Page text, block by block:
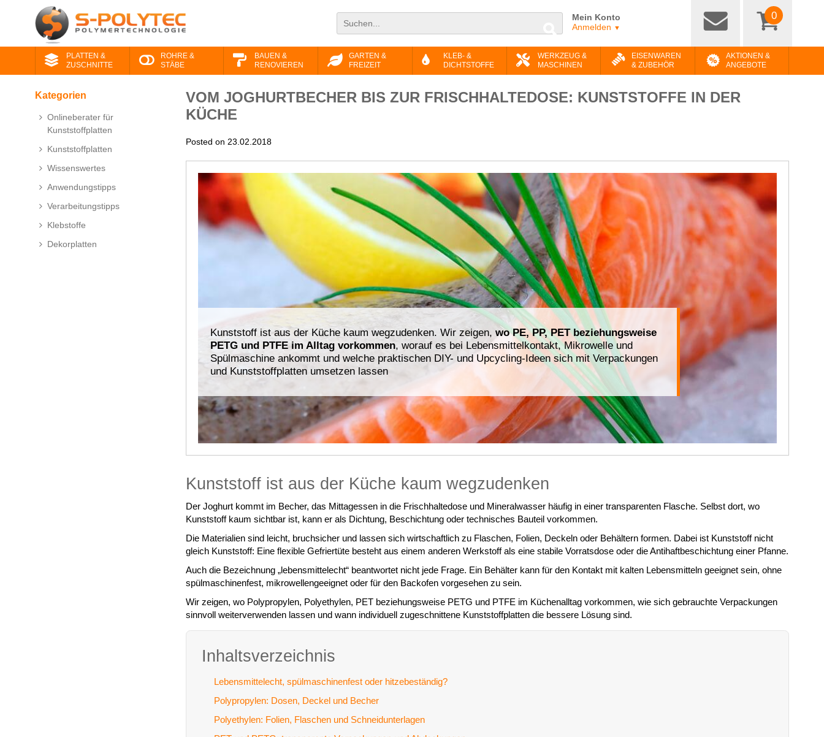
Mein Konto
Anmelden ▼
0
PLATTEN &
ZUSCHNITTE
ROHRE &
STÄBE
BAUEN &
RENOVIEREN
GARTEN &
FREIZEIT
KLEB- &
DICHTSTOFFE
WERKZEUG &
MASCHINEN
EISENWAREN
& ZUBEHÖR
AKTIONEN &
ANGEBOTE
Kategorien
Onlineberater für
Kunststoffplatten
Kunststoffplatten
Wissenswertes
Anwendungstipps
Verarbeitungstipps
Klebstoffe
Dekorplatten
VOM JOGHURTBECHER BIS ZUR FRISCHHALTEDOSE: KUNSTSTOFFE IN DER
KÜCHE
Posted on 23.02.2018
Kunststoff ist aus der Küche kaum wegzudenken. Wir zeigen, wo PE, PP, PET beziehungsweise
PETG und PTFE im Alltag vorkommen, worauf es bei Lebensmittelkontakt, Mikrowelle und
Spülmaschine ankommt und welche praktischen DIY- und Upcycling-Ideen sich mit Verpackungen
und Kunststoffplatten umsetzen lassen
Kunststoff ist aus der Küche kaum wegzudenken
Der Joghurt kommt im Becher, das Mittagessen in die Frischhaltedose und Mineralwasser häufig in einer transparenten Flasche. Selbst dort, wo
Kunststoff kaum sichtbar ist, kann er als Dichtung, Beschichtung oder technisches Bauteil vorkommen.
Die Materialien sind leicht, bruchsicher und lassen sich wirtschaftlich zu Flaschen, Folien, Deckeln oder Behältern formen. Dabei ist Kunststoff nicht
gleich Kunststoff: Eine flexible Gefriertüte besteht aus einem anderen Werkstoff als eine stabile Vorratsdose oder die Antihaftbeschichtung einer Pfanne.
Auch die Bezeichnung „lebensmittelecht“ beantwortet nicht jede Frage. Ein Behälter kann für den Kontakt mit kalten Lebensmitteln geeignet sein, ohne
spülmaschinenfest, mikrowellengeeignet oder für den Backofen vorgesehen zu sein.
Wir zeigen, wo Polypropylen, Polyethylen, PET beziehungsweise PETG und PTFE im Küchenalltag vorkommen, wie sich gebrauchte Verpackungen
sinnvoll weiterverwenden lassen und wann individuell zugeschnittene Kunststoffplatten die bessere Lösung sind.
Inhaltsverzeichnis
Lebensmittelecht, spülmaschinenfest oder hitzebeständig?
Polypropylen: Dosen, Deckel und Becher
Polyethylen: Folien, Flaschen und Schneidunterlagen